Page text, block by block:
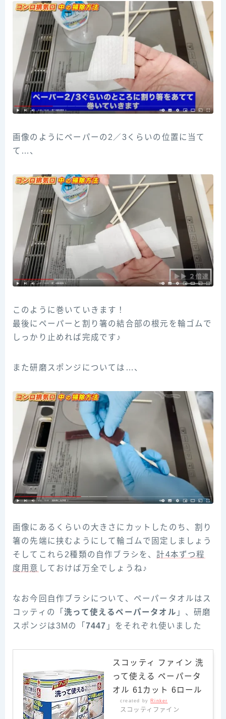
画像のようにペーパーの2／3くらいの位置に当て
て…、
このように巻いていきます！
最後にペーパーと割り箸の結合部の根元を輪ゴムで
しっかり止めれば完成です♪
また研磨スポンジについては…、
画像にあるくらいの大きさにカットしたのち、割り
箸の先端に挟むようにして輪ゴムで固定しましょう
そしてこれら2種類の自作ブラシを、計4本ずつ程
度用意 しておけば万全でしょうね♪
なお今回自作ブラシについて、ペーパータオルはス
コッティの「洗って使えるペーパータオル 」、研磨
スポンジは3Mの「 7447 」をそれぞれ使いました
スコッティ ファイン 洗
って使える ペーパータ
オル 61カット 6ロール
created by Rinker
スコッティファイン